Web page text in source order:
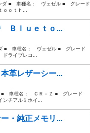
■ 車種名： ヴェゼル ■ グレード
ｏｔｈ...
Ｂｌｕｅｔｏ...
■ 車種名： ヴェゼル ■ グレード
ライブレコ...
革レザーシー...
車種名： ＣＲ－Ｚ ■ グレード
チアルミホイ...
・純正メモリ...